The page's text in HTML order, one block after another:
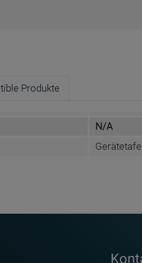
Produkte
N/A